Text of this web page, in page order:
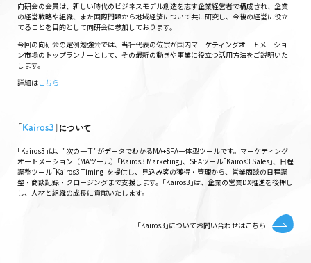
向研会の会員は、新しい時代のビジネスモデル創造を志す企業経営者で構成され、企業
の経営戦略や組織、また国際問題から地域経済について共に研究し、今後の経営に役立
てることを目的として向研会に参加しております。
今回の向研会の定例勉強会では、当社代表の佐宗が国内マーケティングオートメーショ
ン市場のトップランナーとして、その最新の動きや事業に役立つ活用方法をご説明いた
します。
詳細はこちら
Kairos3 ｣について
｢Kairos3｣は、"次の一手"がデータでわかるMA+SFA一体型ツールです。マーケティング
オートメーション（MAツール）｢Kairos3 Marketing｣、SFAツール｢Kairos3 Sales｣、日程
調整ツール｢Kairos3 Timing｣を提供し、見込み客の獲得・管理から、営業商談の日程調
整・商談記録・クロージングまで支援します。｢Kairos3｣は、企業の営業DX推進を後押し
し、人材と組織の成長に貢献いたします。
｢Kairos3｣についてお問い合わせはこちら